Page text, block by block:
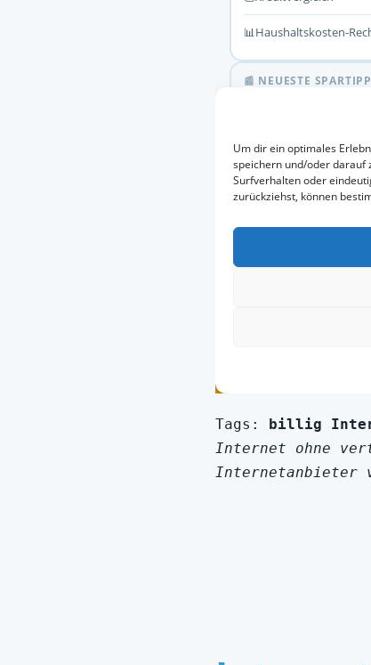
Tags: billig
Internet ohne
Internetanbieter